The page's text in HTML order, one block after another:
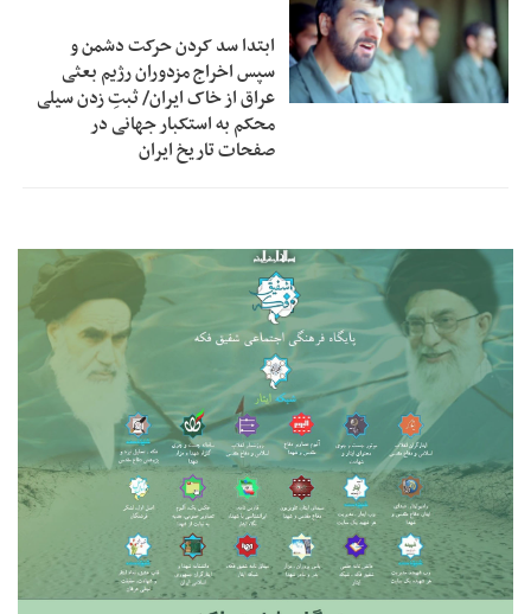
ابتدا سد کردن حرکت دشمن و
سپس اخراج مزدوران رژیم بعثی
عراق از خاک ایران/ ثبتِ زدن سیلی
محکم به استکبار جهانی در
صفحات تاریخ ایران